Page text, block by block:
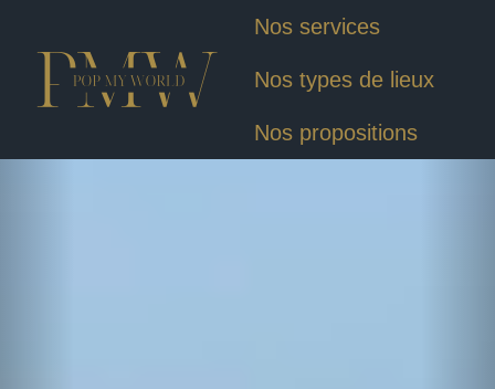
Nos services
Nos types de lieux
Nos propositions